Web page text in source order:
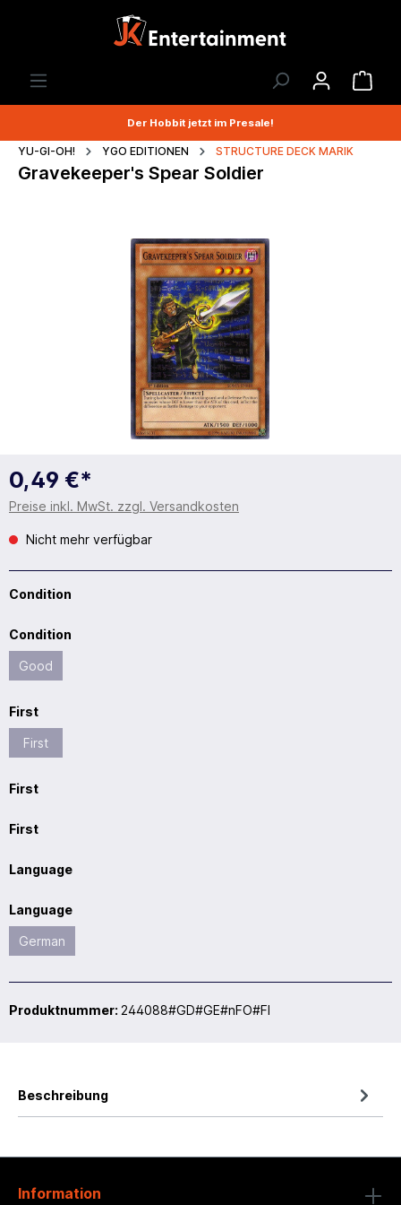
Der Hobbit jetzt im Presale!
YU-GI-OH! YGO EDITIONEN STRUCTURE DECK MARIK
Gravekeeper's Spear Soldier
0,49 €*
Preise inkl. MwSt. zzgl. Versandkosten
Nicht mehr verfügbar
Condition
Condition
Good
First
First
First
First
Language
Language
German
Produktnummer: 244088#GD#GE#nFO#FI
Beschreibung
Information